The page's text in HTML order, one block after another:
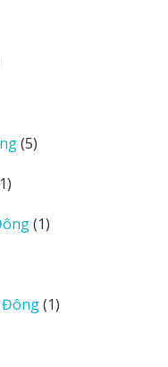
55
11
phẩm11
Đông 11